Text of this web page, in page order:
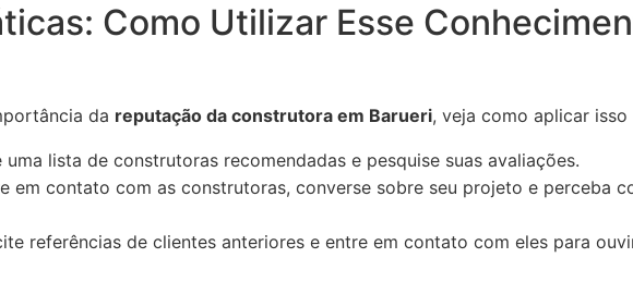
Como Utilizar Esse
da reputação da construtora em Barueri, veja como aplicar isso
uma lista de construtoras recomendadas e pesquise suas avaliações.
em contato com as construtoras, converse sobre seu projeto e perceba
referências de clientes anteriores e entre em contato com eles para